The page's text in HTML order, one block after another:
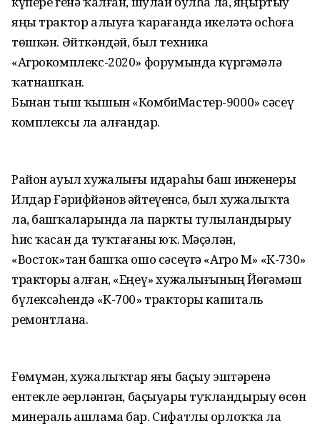
яңы трактор алыуға ҡарағанда икеләтә осһоҙға
төшкән. Әйткәндәй, был техника
«Агрокомплекс-2020» форумында күргәҙмәлә
ҡатнашҡан.
Бынан тыш ҡышын «КомбиМастер-9000» сәсеү
комплексы ла алғандар.
Район ауыл хужалығы идараһы баш инженеры
Илдар Ғәрифйәнов әйтеүенсә, был хужалыҡта
ла, башҡаларында ла паркты тулыландырыу
һис ҡасан да туҡтағаны юҡ. Мәҫәлән,
«Восток»тан башҡа ошо сәсеүгә «Агро М» «К-730»
тракторы алған, «Еңеү» хужалығының Йөгәмәш
бүлексәһендә «К-700» тракторы капиталь
ремонтлана.
Ғөмүмән, хужалыҡтар яҙғы баҫыу эштәренә
ентекле әҙерләнгән, баҫыуҙарҙы туҡландырыу өсөн
минераль ашлама бар. Сифатлы орлоҡҡа ла